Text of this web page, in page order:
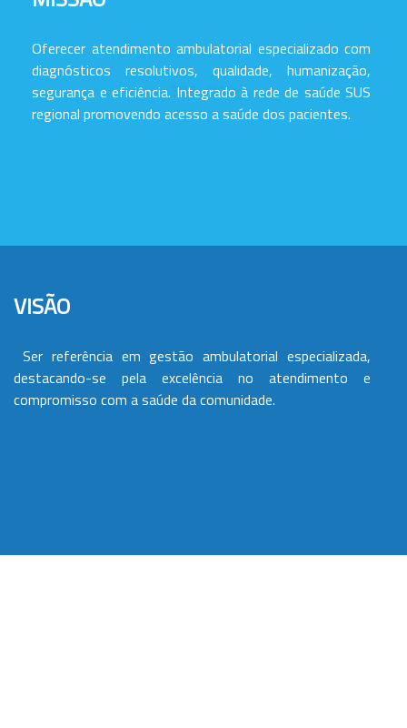
Oferecer atendimento ambulatorial especializado com
diagnósticos resolutivos, qualidade, humanização,
segurança e eficiência. Integrado à rede de saúde SUS
regional promovendo acesso a saúde dos pacientes.
VISÃO
Ser referência em gestão ambulatorial especializada,
destacando-se pela excelência no atendimento e
compromisso com a saúde da comunidade.